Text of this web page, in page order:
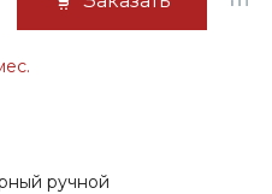
ручной